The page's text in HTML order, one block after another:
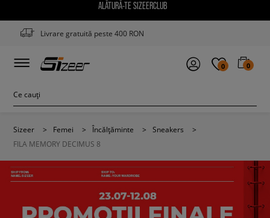
ALĂTURĂ-TE SIZEERCLUB
Livrare gratuită peste 400 RON
0 0
Sizeer > Femei > Încălțăminte > Sneakers
>
FILA MEMORY DECIMUS 8